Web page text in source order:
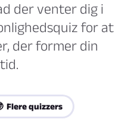
der venter dig i
for at
der former din
Flere quizzers